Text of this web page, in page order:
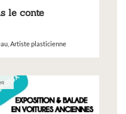
le conte
Artiste plasticienne